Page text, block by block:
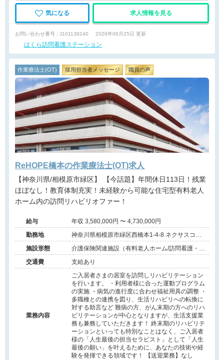
気になる 求人情報を見る
お問い合わせ番号 : J101138240 2026年06月25日 更新
はくら訪問看護ステーション
作業療法士(OT) 採用担当者メッセージ 職員の声
ReHOPE橋本の作業療法士(OT)求人
【神奈川県/相模原市緑区】 【今話題】年間休日113日！残業
ほぼなし！教育体制充実！未経験から可能な住宅型有料老人
ホーム内の訪問リハビリオファー！
給与
年収 3,580,000円 〜 4,730,000円
勤務地
神奈川県相模原市緑区西橋本1-4-8 ネクサスコー
ト橋本3階
施設形態
介護保険関連施設（有料老人ホーム/訪問看護・リ
ハ）
交通費 支給あり
業務内容
ご入居者さまの居室を訪問しリハビリテーション
を行います。 ・利用者様に合った運動プログラム
の実施 ・病気の進行度に合わせ福祉用具の調整 ・
多職種との連携を図り、生活リハビリへの転換に
対する助言など 難病の方、がん末期の方へのリハ
ビリテーションが中心となりますが、生活支援業
務も兼務していただきます！ 終末期のリハビリテ
ーションといっても特別なことはなく、ご入居者
様の「人生最後の担当セラピスト」として「人生
最後の願い」を叶えるために、あなたの技術や経
験を発揮できる領域です！ 【送迎業務】なし